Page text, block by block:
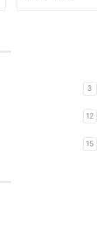
3
12
15